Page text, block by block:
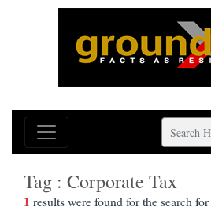
Tag : Corporate Tax
1 results were found for the search for